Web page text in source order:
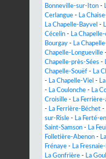
Bonneville-sur-Iton -
Cerlangue - La
La Chapelle-Bayvel -
Cécelin - La
Bourgay - La
Chapelle-Longueville -
Chapelle-près-Sées -
Chapelle-Souëf - La
- La Chapelle-Viel -
- La Coulonche - La
Croisille - La
- La Ferrière-Béchet -
sur-Risle - La Ferté-
Saint-Samson - La
Folletière-Abenon -
Frénaye - La Fresnaie-
La Gonfrière - La